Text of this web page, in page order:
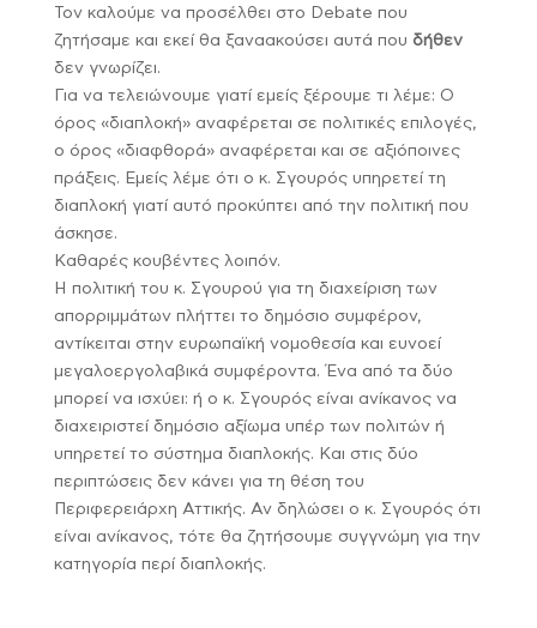
Τον καλούμε να προσέλθει στο Debate που
ζητήσαμε και εκεί θα ξαναακούσει αυτά που δήθεν
δεν γνωρίζει.
Για να τελειώνουμε γιατί εμείς ξέρουμε τι λέμε: Ο
όρος «διαπλοκή» αναφέρεται σε πολιτικές επιλογές,
ο όρος «διαφθορά» αναφέρεται και σε αξιόποινες
πράξεις. Εμείς λέμε ότι ο κ. Σγουρός υπηρετεί τη
διαπλοκή γιατί αυτό προκύπτει από την πολιτική που
άσκησε.
Καθαρές κουβέντες λοιπόν.
Η πολιτική του κ. Σγουρού για τη διαχείριση των
απορριμμάτων πλήττει το δημόσιο συμφέρον,
αντίκειται στην ευρωπαϊκή νομοθεσία και ευνοεί
μεγαλοεργολαβικά συμφέροντα. Ένα από τα δύο
μπορεί να ισχύει: ή ο κ. Σγουρός είναι ανίκανος να
διαχειριστεί δημόσιο αξίωμα υπέρ των πολιτών ή
υπηρετεί το σύστημα διαπλοκής. Και στις δύο
περιπτώσεις δεν κάνει για τη θέση του
Περιφερειάρχη Αττικής. Αν δηλώσει ο κ. Σγουρός ότι
είναι ανίκανος, τότε θα ζητήσουμε συγγνώμη για την
κατηγορία περί διαπλοκής.